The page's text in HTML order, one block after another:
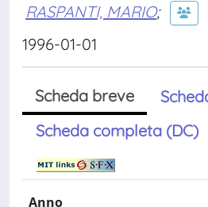
RASPANTI, MARIO;
1996-01-01
Scheda breve
Scheda completa (DC)
Anno